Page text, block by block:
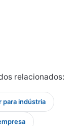
relacionados:
para indústria